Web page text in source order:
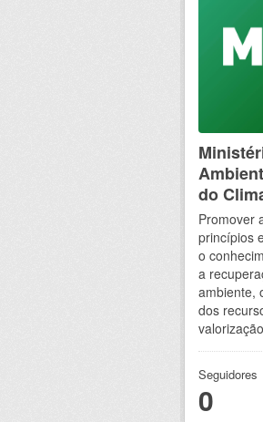
do
Promover
princípios
o
a
ambiente,
dos
Seguidores
0